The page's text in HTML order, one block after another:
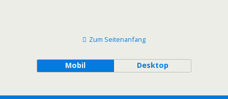
Zum Seitenanfang
Mobil Desktop